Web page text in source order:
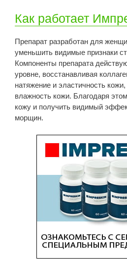
Как работает
Препарат разработан для
уменьшить видимые признаки
Компоненты препарата
уровне, восстанавливая
натяжение и эластичность
влажность кожи. Благодаря
кожу и получить видимый
морщин.